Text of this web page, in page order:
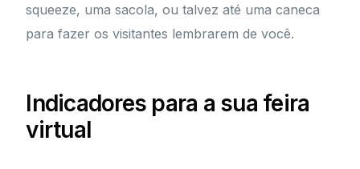
squeeze, uma sacola, ou talvez até uma caneca
para fazer os visitantes lembrarem de você.
Indicadores para a sua feira
virtual